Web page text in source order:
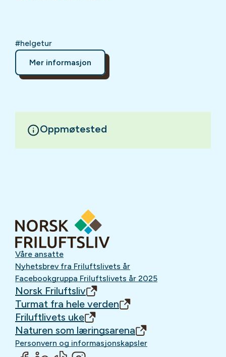
#helgetur
Mer informasjon
Oppmøtested
Våre ansatte
Nyhetsbrev fra Friluftslivets år
Facebookgruppa Friluftslivets år 2025
Norsk Friluftsliv
Turmat fra hele verden
Friluftlivets uke
Naturen som læringsarena
Personvern og informasjonskapsler